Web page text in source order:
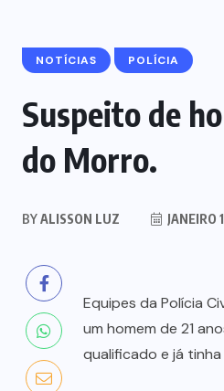
NOTÍCIAS POLÍCIA
Suspeito de
do Morro.
BYALISSON LUZ JANEIRO
Equipes da Polícia
um homem de 21
qualificado e já